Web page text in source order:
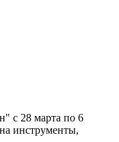
с 28 марта по 6
инструменты,